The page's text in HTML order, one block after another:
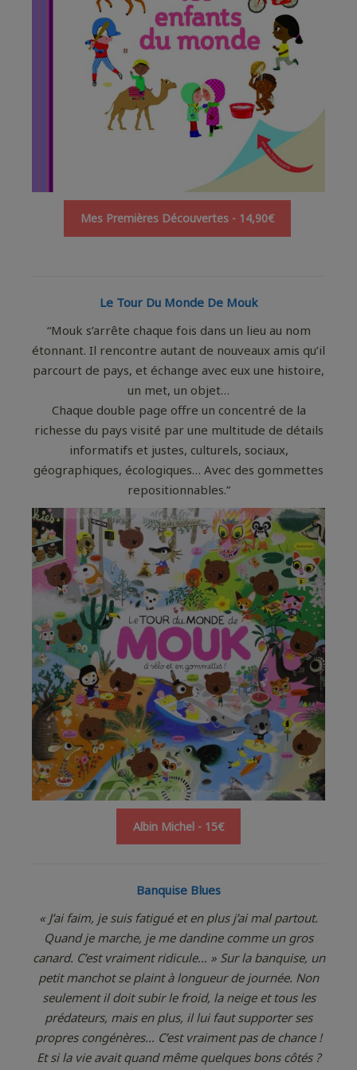
Mes Premières Découvertes - 14,90€
Le Tour Du Monde De Mouk
“Mouk s’arrête chaque fois dans un lieu au nom
étonnant. Il rencontre autant de nouveaux amis qu’il
parcourt de pays, et échange avec eux une histoire,
un met, un objet…
Chaque double page offre un concentré de la
richesse du pays visité par une multitude de détails
informatifs et justes, culturels, sociaux,
géographiques, écologiques… Avec des gommettes
repositionnables.”
Albin Michel - 15€
Banquise Blues
« J’ai faim, je suis fatigué et en plus j’ai mal partout.
Quand je marche, je me dandine comme un gros
canard. C’est vraiment ridicule… » Sur la banquise, un
petit manchot se plaint à longueur de journée. Non
seulement il doit subir le froid, la neige et tous les
prédateurs, mais en plus, il lui faut supporter ses
propres congénères… C’est vraiment pas de chance !
Et si la vie avait quand même quelques bons côtés ?